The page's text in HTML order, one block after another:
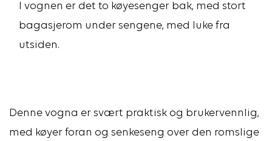
I vognen er det to køyesenger bak, med stort
bagasjerom under sengene, med luke fra
utsiden.
Denne vogna er svært praktisk og brukervennlig,
med køyer foran og senkeseng over den romslige